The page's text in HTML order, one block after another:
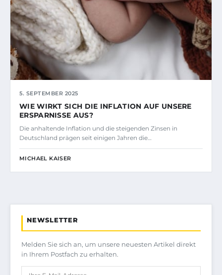
5. SEPTEMBER 2025
WIE WIRKT SICH DIE INFLATION AUF UNSERE
ERSPARNISSE AUS?
Die anhaltende Inflation und die steigenden Zinsen in
Deutschland prägen seit einigen Jahren die…
MICHAEL KAISER
NEWSLETTER
Melden Sie sich an, um unsere neuesten Artikel direkt
in Ihrem Postfach zu erhalten.